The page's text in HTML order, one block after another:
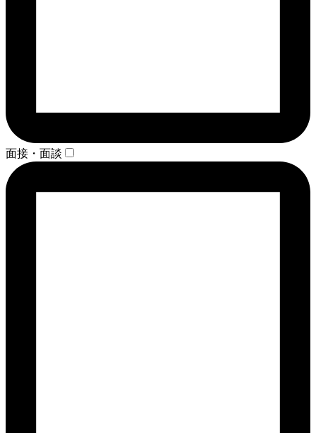
面接・面談